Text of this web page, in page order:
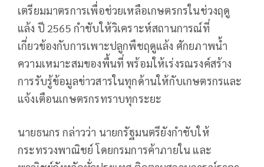
เตรียมมาตรการเพื่อช่วยเหลือเกษตรกรในช่วงฤดู
แล้ง ปี 2565 กำชับให้วิเคราะห์สถานการณ์ที่
เกี่ยวข้องกับการเพาะปลูกพืชฤดูแล้ง ศักยภาพน้ำ
ความเหมาะสมของพื้นที่ พร้อมให้เร่งรณรงค์สร้าง
การรับรู้ข้อมูลข่าวสารในทุกด้านให้กับเกษตรกรและ
แจ้งเตือนเกษตรกรทราบทุกระยะ
นายธนกร กล่าวว่า นายกรัฐมนตรียังกำชับให้
กระทรวงพาณิชย์ โดยกรมการค้าภายใน และ